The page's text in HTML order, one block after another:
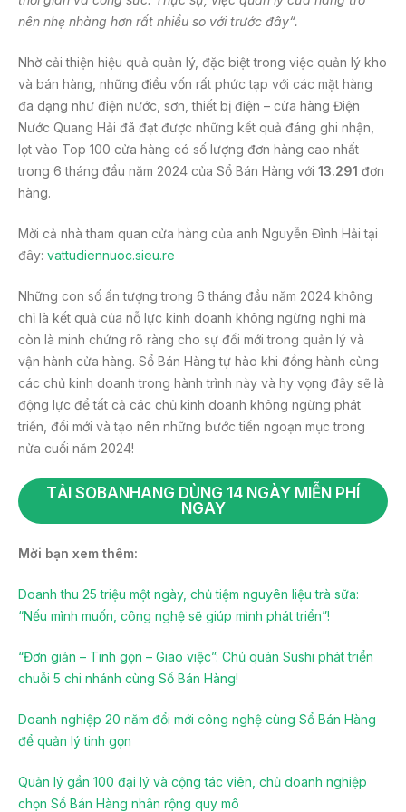
nên nhẹ nhàng hơn rất nhiều so với trước đây“.
Nhờ cải thiện hiệu quả quản lý, đặc biệt trong việc quản lý kho
và bán hàng, những điều vốn rất phức tạp với các mặt hàng
đa dạng như điện nước, sơn, thiết bị điện – cửa hàng Điện
Nước Quang Hải đã đạt được những kết quả đáng ghi nhận,
lọt vào Top 100 cửa hàng có số lượng đơn hàng cao nhất
trong 6 tháng đầu năm 2024 của Sổ Bán Hàng với 13.291 đơn
hàng.
Mời cả nhà tham quan cửa hàng của anh Nguyễn Đình Hải tại
đây: vattudiennuoc.sieu.re
Những con số ấn tượng trong 6 tháng đầu năm 2024 không
chỉ là kết quả của nỗ lực kinh doanh không ngừng nghỉ mà
còn là minh chứng rõ ràng cho sự đổi mới trong quản lý và
vận hành cửa hàng. Sổ Bán Hàng tự hào khi đồng hành cùng
các chủ kinh doanh trong hành trình này và hy vọng đây sẽ là
động lực để tất cả các chủ kinh doanh không ngừng phát
triển, đổi mới và tạo nên những bước tiến ngoạn mục trong
nửa cuối năm 2024!
TẢI SOBANHANG DÙNG 14 NGÀY MIỄN PHÍ
NGAY
Mời bạn xem thêm:
Doanh thu 25 triệu một ngày, chủ tiệm nguyên liệu trà sữa:
“Nếu mình muốn, công nghệ sẽ giúp mình phát triển”!
“Đơn giản – Tinh gọn – Giao việc”: Chủ quán Sushi phát triển
chuỗi 5 chi nhánh cùng Sổ Bán Hàng!
Doanh nghiệp 20 năm đổi mới công nghệ cùng Sổ Bán Hàng
để quản lý tinh gọn
Quản lý gần 100 đại lý và cộng tác viên, chủ doanh nghiệp
chọn Sổ Bán Hàng nhân rộng quy mô